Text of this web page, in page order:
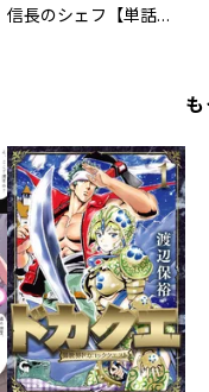
信長のシェフ【単話版】
も